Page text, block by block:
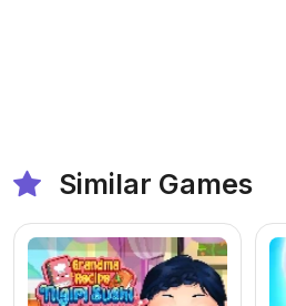
Similar Games